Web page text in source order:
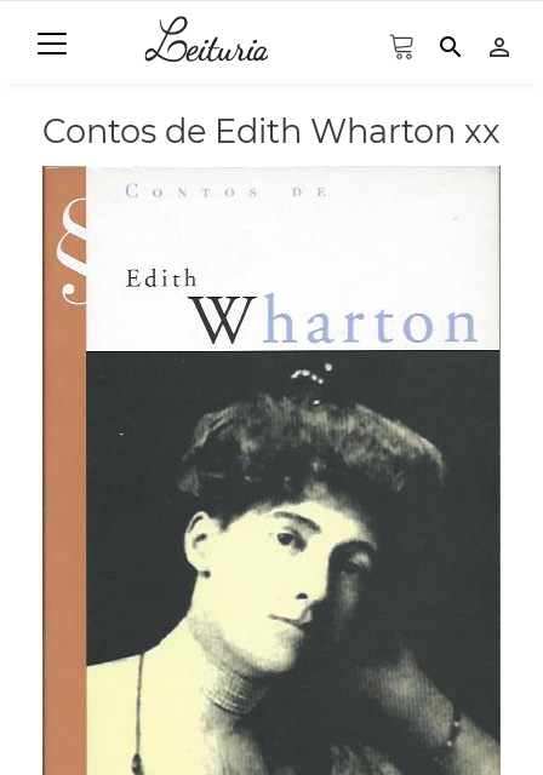
search person_outline
Contos de Edith Wharton xx